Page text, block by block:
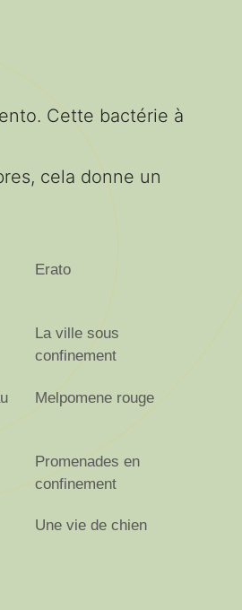
Cette bactérie à
cela donne un
Erato
La ville sous
confinement
Melpomene rouge
Promenades en
confinement
Une vie de chien